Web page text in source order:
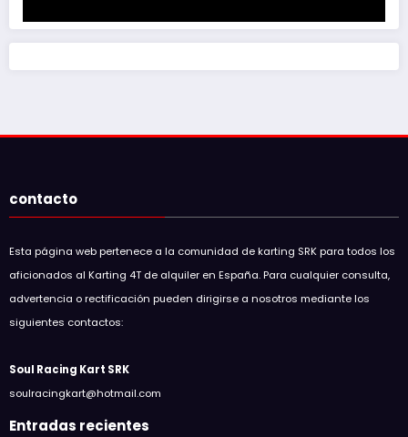
contacto
Esta página web pertenece a la comunidad de karting SRK para todos los
aficionados al Karting 4T de alquiler en España. Para cualquier consulta,
advertencia o rectificación pueden dirigirse a nosotros mediante los
siguientes contactos:
Soul Racing Kart SRK
soulracingkart@hotmail.com
Entradas recientes